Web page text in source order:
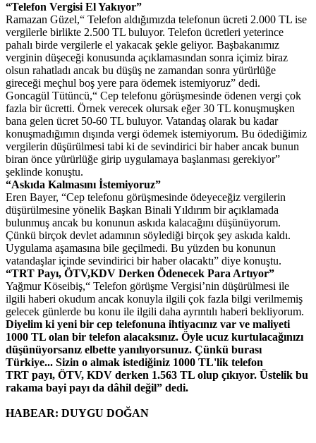
“Telefon Vergisi El Yakıyor”
Ramazan Güzel,“ Telefon aldığımızda telefonun ücreti 2.000 TL ise
vergilerle birlikte 2.500 TL buluyor. Telefon ücretleri yeterince
pahalı birde vergilerle el yakacak şekle geliyor. Başbakanımız
verginin düşeceği konusunda açıklamasından sonra içimiz biraz
olsun rahatladı ancak bu düşüş ne zamandan sonra yürürlüğe
gireceği meçhul boş yere para ödemek istemiyoruz” dedi.
Goncagül Tütüncü,“ Cep telefonu görüşmesinde ödenen vergi çok
fazla bir ücretti. Örnek verecek olursak eğer 30 TL konuşmuşken
bana gelen ücret 50-60 TL buluyor. Vatandaş olarak bu kadar
konuşmadığımın dışında vergi ödemek istemiyorum. Bu ödediğimiz
vergilerin düşürülmesi tabi ki de sevindirici bir haber ancak bunun
biran önce yürürlüğe girip uygulamaya başlanması gerekiyor”
şeklinde konuştu.
“Askıda Kalmasını İstemiyoruz”
Eren Bayer, “Cep telefonu görüşmesinde ödeyeceğiz vergilerin
düşürülmesine yönelik Başkan Binali Yıldırım bir açıklamada
bulunmuş ancak bu konunun askıda kalacağını düşünüyorum.
Çünkü birçok devlet adamının söylediği birçok şey askıda kaldı.
Uygulama aşamasına bile geçilmedi. Bu yüzden bu konunun
vatandaşlar içinde sevindirici bir haber olacaktı” diye konuştu.
“TRT Payı, ÖTV,KDV Derken Ödenecek Para Artıyor”
Yağmur Köseibiş,“ Telefon görüşme Vergisi’nin düşürülmesi ile
ilgili haberi okudum ancak konuyla ilgili çok fazla bilgi verilmemiş
gelecek günlerde bu konu ile ilgili daha ayrıntılı haberi bekliyorum.
Diyelim ki yeni bir cep telefonuna ihtiyacınız var ve maliyeti
1000 TL olan bir telefon alacaksınız. Öyle ucuz kurtulacağınızı
düşünüyorsanız elbette yanılıyorsunuz. Çünkü burası
Türkiye... Sizin o almak istediğiniz 1000 TL'lik telefon
TRT payı, ÖTV, KDV derken 1.563 TL olup çıkıyor. Üstelik bu
rakama bayi payı da dâhil değil” dedi.
HABEAR: DUYGU DOĞAN